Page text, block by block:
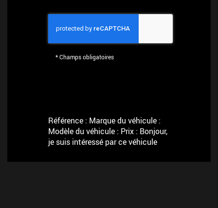
*Champs obligatoires
Référence : Marque du véhicule :
Modèle du véhicule : Prix : Bonjour,
je suis intéressé par ce véhicule